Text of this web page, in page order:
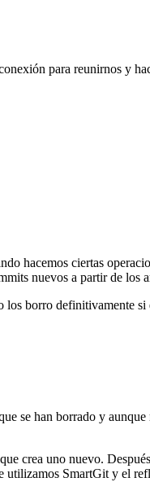
para reunirnos y
hacemos ciertas
nuevos a partir de los
borro definitivamente si
se han borrado y
crea uno nuevo.
SmartGit y el